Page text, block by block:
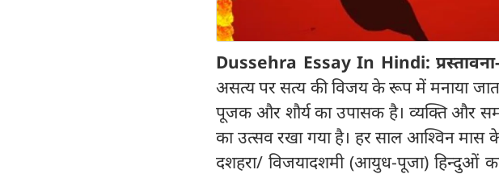
Dussehra Essay In Hindi: प्रस्तावना-
असत्य पर सत्य की विजय के रूप में मनाया
पूजक और शौर्य का उपासक है। व्यक्ति और
का उत्सव रखा गया है। हर साल आश्विन मास
दशहरा/ विजयादशमी (आयुध-पूजा) हिन्दुओं